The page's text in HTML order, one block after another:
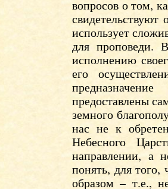
вопросов о том,
использует
для проповеди.
исполнению
его
предоставлены
земного
нас не к
Небесного
направлении, а
понять, для
образом – т.е.,